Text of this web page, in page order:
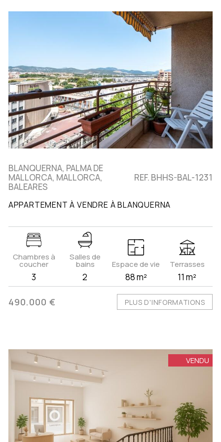
BLANQUERNA, PALMA DE
MALLORCA, MALLORCA,
BALEARES
REF. BHHS-BAL-1231
APPARTEMENT À VENDRE À BLANQUERNA
Chambres à
coucher
3
Salles de
bains
2
Espace de vie
88 m²
Terrasses
11 m²
490.000 € PLUS D'INFORMATIONS
VENDU